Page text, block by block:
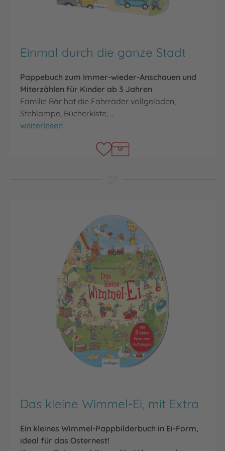
Einmal durch die ganze Stadt
Pappebuch zum Immer-wieder-Anschauen und
Miterzählen für Kinder ab 3 Jahren
Familie Bär hat die Fahrräder vollgeladen,
Stehlampe, Bücherkiste, …
Einmal durch die ganze Stadt
weiterlesen
Das kleine Wimmel-Ei, mit Extra
Ein kleines Wimmel-Pappbilderbuch in Ei-Form,
ideal für das Osternest!